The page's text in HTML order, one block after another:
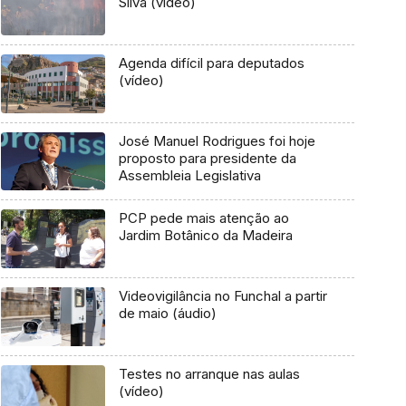
Agenda difícil para deputados
(vídeo)
José Manuel Rodrigues foi hoje
proposto para presidente da
Assembleia Legislativa
PCP pede mais atenção ao
Jardim Botânico da Madeira
Videovigilância no Funchal a partir
de maio (áudio)
Testes no arranque nas aulas
(vídeo)